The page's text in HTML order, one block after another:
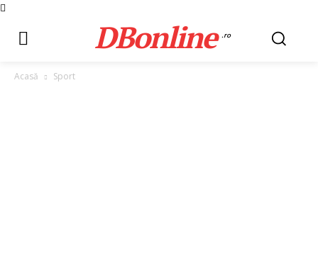
DBonline .ro
Acasă Sport